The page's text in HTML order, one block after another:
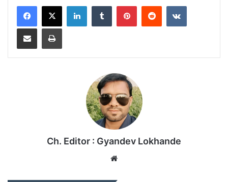
Ch. Editor : Gyandev Lokhande